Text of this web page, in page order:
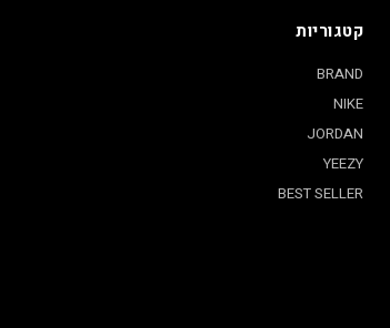
קטגוריות
BRAND
NIKE
JORDAN
YEEZY
BEST SELLER